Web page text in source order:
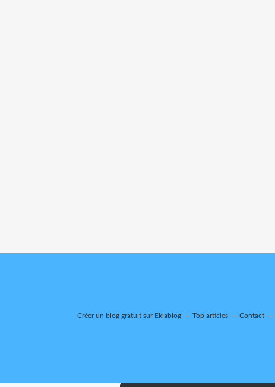
Créer un blog gratuit sur Eklablog Top articles Contact